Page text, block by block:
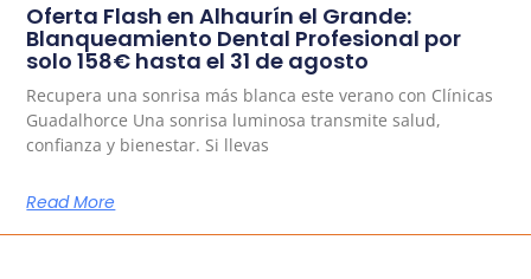
Oferta Flash en Alhaurín el Grande:
Blanqueamiento Dental Profesional por
solo 158€ hasta el 31 de agosto
Recupera una sonrisa más blanca este verano con Clínicas
Guadalhorce Una sonrisa luminosa transmite salud,
confianza y bienestar. Si llevas
Read More